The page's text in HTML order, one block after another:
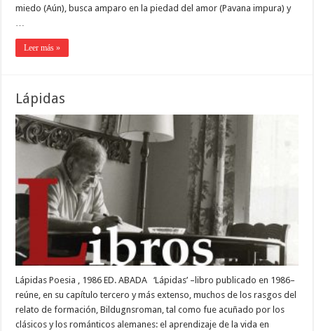
miedo (Aún), busca amparo en la piedad del amor (Pavana impura) y
…
Leer más »
Lápidas
Lápidas Poesia , 1986 ED. ABADA ‘Lápidas’ –libro publicado en 1986–
reúne, en su capítulo tercero y más extenso, muchos de los rasgos del
relato de formación, Bildugnsroman, tal como fue acuñado por los
clásicos y los románticos alemanes: el aprendizaje de la vida en